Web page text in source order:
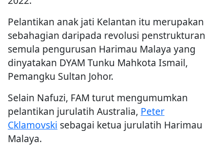
Pelantikan anak jati Kelantan itu merupakan
sebahagian daripada revolusi penstrukturan
semula pengurusan Harimau Malaya yang
dinyatakan DYAM Tunku Mahkota Ismail,
Pemangku Sultan Johor.
Selain Nafuzi, FAM turut mengumumkan
pelantikan jurulatih Australia, Peter
Cklamovski sebagai ketua jurulatih Harimau
Malaya.